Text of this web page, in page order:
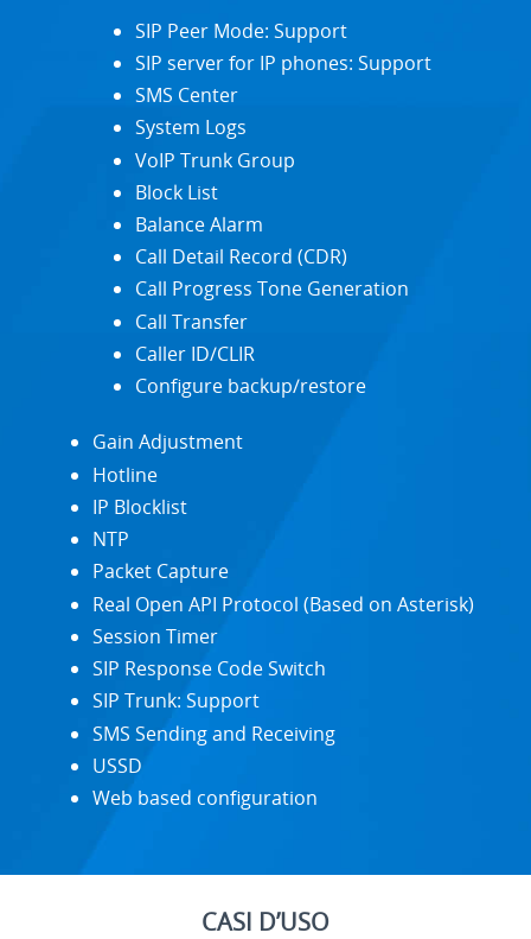
SIP Peer Mode: Support
SIP server for IP phones: Support
SMS Center
System Logs
VoIP Trunk Group
Block List
Balance Alarm
Call Detail Record (CDR)
Call Progress Tone Generation
Call Transfer
Caller ID/CLIR
Configure backup/restore
Gain Adjustment
Hotline
IP Blocklist
NTP
Packet Capture
Real Open API Protocol (Based on Asterisk)
Session Timer
SIP Response Code Switch
SIP Trunk: Support
SMS Sending and Receiving
USSD
Web based configuration
CASI D’USO